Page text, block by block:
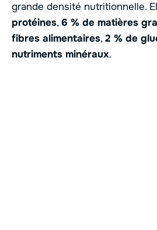
grande densité nutritionnelle.
protéines,6 % de matières
fibres alimentaires,2 % de
nutriments minéraux.